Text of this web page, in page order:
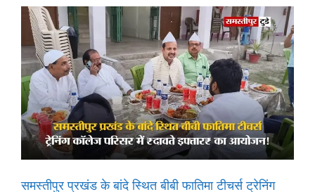
समस्तीपुर प्रखंड के बांदे स्थित बीबी फातिमा टीचर्स ट्रेनिंग